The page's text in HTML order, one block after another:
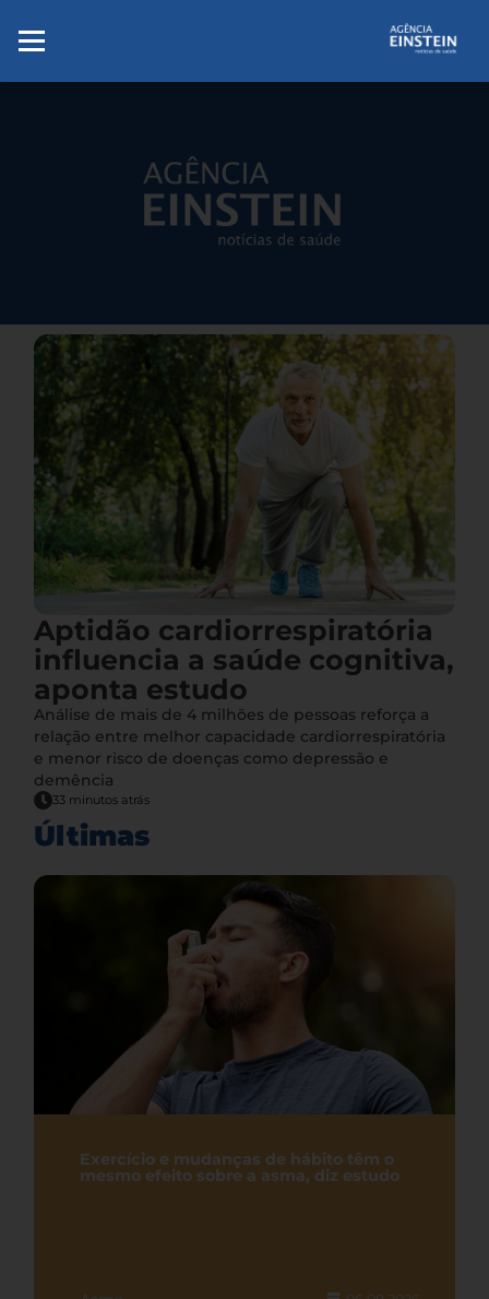
Aptidão cardiorrespiratória
influencia a saúde cognitiva,
aponta estudo
Análise de mais de 4 milhões de pessoas reforça a
relação entre melhor capacidade cardiorrespiratória
e menor risco de doenças como depressão e
demência
33 minutos atrás
Últimas
Exercício e mudanças de hábito têm o
mesmo efeito sobre a asma, diz estudo